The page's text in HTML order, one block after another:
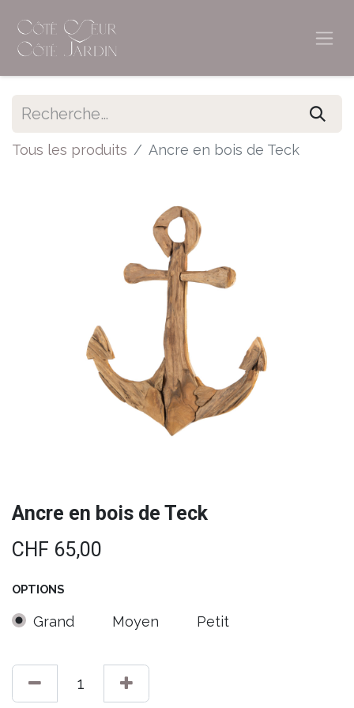
Tous les produits Ancre en bois de Teck
Ancre en bois de Teck
CHF 65,00
OPTIONS
Grand Moyen Petit